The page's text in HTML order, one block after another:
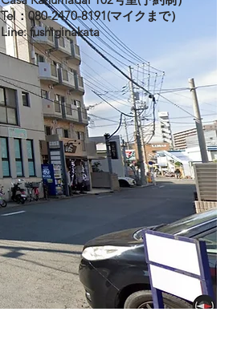
Tel：080-2470-8191(マイクまで）
Line: fushiginakata